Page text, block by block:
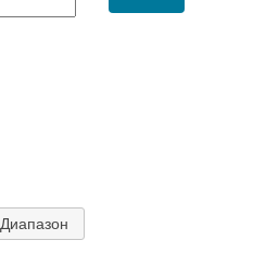
Диапазон